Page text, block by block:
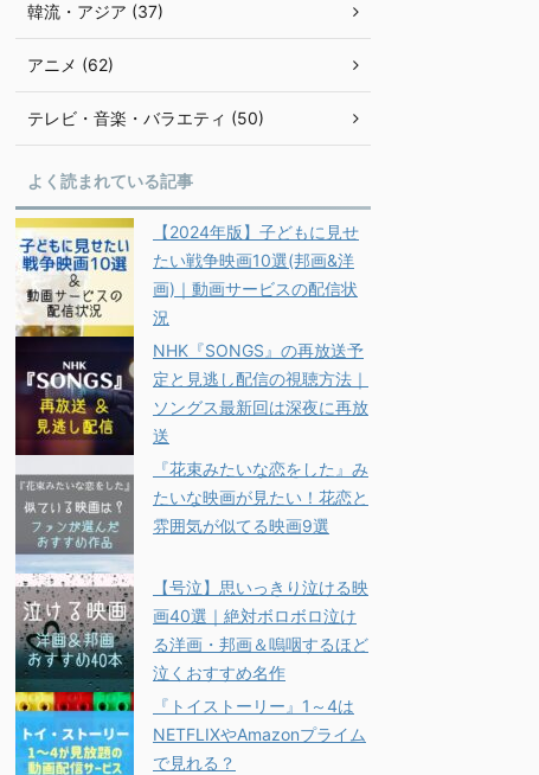
韓流・アジア (37)
アニメ (62)
テレビ・音楽・バラエティ (50)
よく読まれている記事
【2024年版】子どもに見せ
たい戦争映画10選(邦画&洋
画)｜動画サービスの配信状
況
NHK『SONGS』の再放送予
定と見逃し配信の視聴方法｜
ソングス最新回は深夜に再放
送
『花束みたいな恋をした』み
たいな映画が見たい！花恋と
雰囲気が似てる映画9選
【号泣】思いっきり泣ける映
画40選｜絶対ボロボロ泣け
る洋画・邦画＆嗚咽するほど
泣くおすすめ名作
『トイストーリー』1～4は
NETFLIXやAmazonプライム
で見れる？